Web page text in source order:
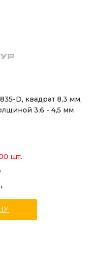
D, квадрат 8,3 мм,
3,6 - 4,5 мм
шт.
+